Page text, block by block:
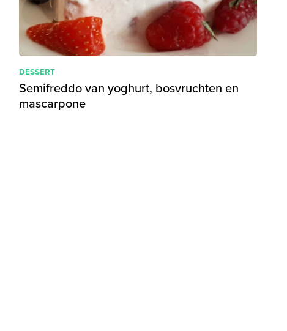
DESSERT
Semifreddo van yoghurt, bosvruchten en
mascarpone